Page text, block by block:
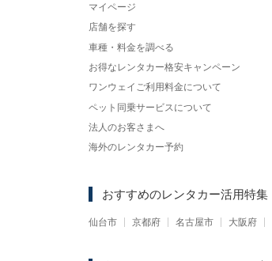
マイページ
店舗を探す
車種・料金を調べる
お得なレンタカー格安キャンペーン
ワンウェイご利用料金について
ペット同乗サービスについて
法人のお客さまへ
海外のレンタカー予約
おすすめのレンタカー活用特集
仙台市 京都府 名古屋市 大阪府